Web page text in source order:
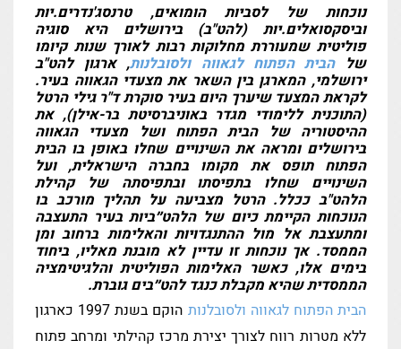
נוכחות של לסביות הומואים, טרנסג'נדרים.יות
וביסקסואלים.יות (להט"ב) בירושלים היא סוגיה
פוליטית שמעוררת מחלוקות רבות לאורך שנות קיומו
שלהבית הפתוח לגאווה ולסובלנות, ארגון להט"ב
ירושלמי, המארגן בין השאר את מצעדי הגאווה בעיר.
לקראת המצעד שיערך היום בעיר סוקרת ד"ר גילי הרטל
(התוכנית ללימודי מגדר באוניברסיטת בר-אילן), את
ההיסטוריה של הבית הפתוח ושל מצעדי הגאווה
בירושלים ומראה את השינויים שחלו באופן בו הבית
הפתוח תופס את מקומו בחברה הישראלית, ועל
השינויים שחלו בתפיסתו ובתפיסתה של קהילת
הלהט"ב ככלל. הרטל מצביעה על תהליך מורכב בו
הנוכחות הקיימת כיום של הלהט״ביות בעיר התעצבה
ומתעצבת אל מול ההתנגדויות והאלימות ברחוב ומן
הממסד. אך נוכחות זו עדיין לא מובנת מאליו, ביחוד
בימים אלו, כאשר האלימות הפוליטית והלגיטימציה
הממסדית שהיא מקבלת כנגד להט״בים גוברת.
הבית הפתוח לגאווה ולסובלנות
הוקם בשנת 1997 כארגון
ללא מטרות רווח לצורך יצירת מרכז קהילתי ומרחב פתוח